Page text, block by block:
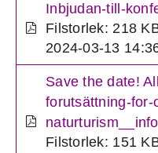
Inbjudan-till-
Filstorlek: 218
2024-03-13
Save the date!
forutsättning-for-
naturturism__info
Filstorlek: 151